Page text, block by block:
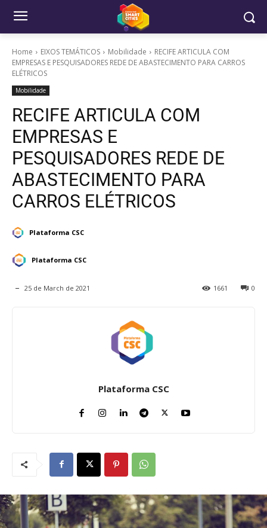
Home EIXOS TEMÁTICOS Mobilidade
RECIFE ARTICULA COM
EMPRESAS E PESQUISADORES REDE DE ABASTECIMENTO PARA CARROS
ELÉTRICOS
Mobilidade
RECIFE ARTICULA COM
EMPRESAS E
PESQUISADORES REDE DE
ABASTECIMENTO PARA
CARROS ELÉTRICOS
Plataforma CSC
Plataforma CSC
25 de March de 2021 0
1661
Plataforma CSC